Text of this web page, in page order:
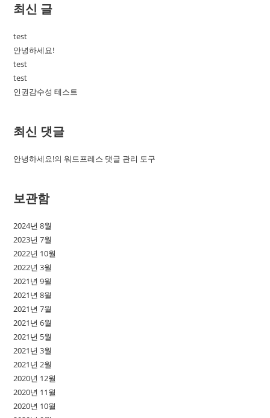
최신 글
test
안녕하세요!
test
test
인권감수성 테스트
최신 댓글
안녕하세요!의워드프레스 댓글 관리 도구
보관함
2024년 8월
2023년 7월
2022년 10월
2022년 3월
2021년 9월
2021년 8월
2021년 7월
2021년 6월
2021년 5월
2021년 3월
2021년 2월
2020년 12월
2020년 11월
2020년 10월